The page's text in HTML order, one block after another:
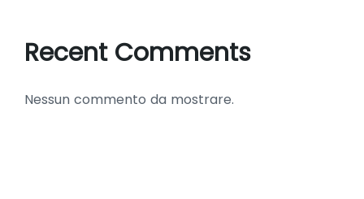
Recent Comments
Nessun commento da mostrare.